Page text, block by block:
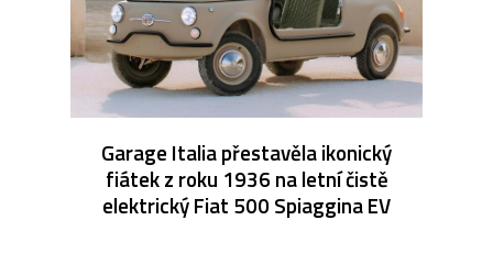
Garage Italia přestavěla ikonický
fiátek z roku 1936 na letní čistě
elektrický Fiat 500 Spiaggina EV